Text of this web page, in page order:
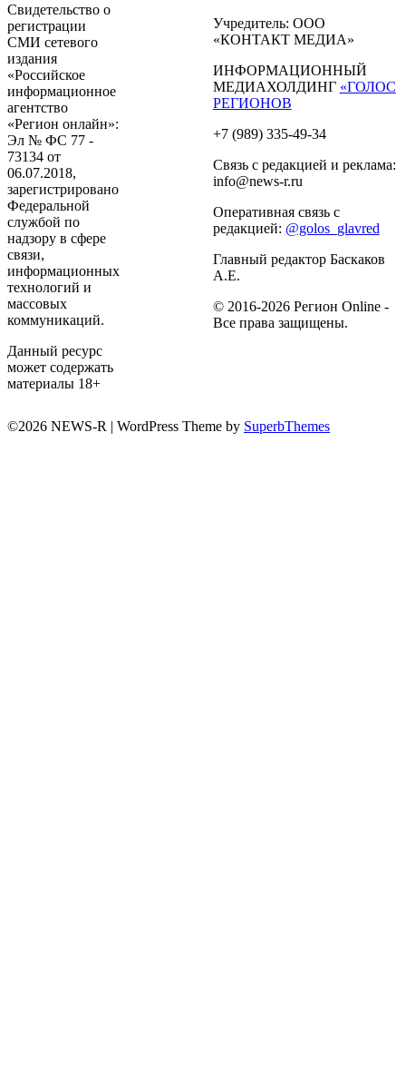
Свидетельство о
регистрации
СМИ сетевого
издания
«Российское
информационное
агентство
«Регион онлайн»:
Эл № ФС 77 -
73134 от
06.07.2018,
зарегистрировано
Федеральной
службой по
надзору в сфере
связи,
информационных
технологий и
массовых
коммуникаций.
Данный ресурс
может содержать
материалы 18+
Учредитель: ООО
«КОНТАКТ МЕДИА»
ИНФОРМАЦИОННЫЙ
МЕДИАХОЛДИНГ «ГОЛОС
РЕГИОНОВ
+7 (989) 335-49-34
Связь с редакцией и реклама:
info@news-r.ru
Оперативная связь с
редакцией: @golos_glavred
Главный редактор Баскаков
А.Е.
© 2016-2026 Регион Online -
Все права защищены.
©2026 NEWS-R | WordPress Theme by SuperbThemes